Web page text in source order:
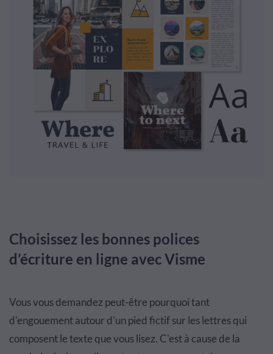
Choisissez les bonnes polices
d’écriture en ligne avec Visme
Vous vous demandez peut-être pourquoi tant
d’engouement autour d'un pied fictif sur les lettres qui
composent le texte que vous lisez. C'est à cause de la